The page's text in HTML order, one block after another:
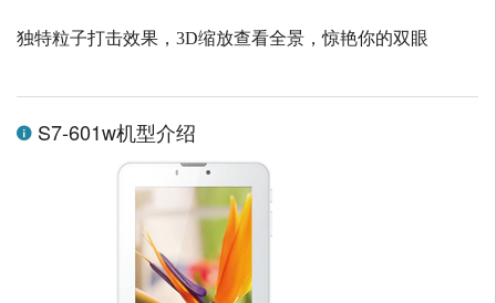
独特粒子打击效果， 3D缩放查看全景，惊艳你的双眼
S7-601w机型介绍